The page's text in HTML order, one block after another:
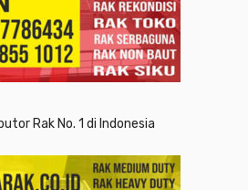
Rak No. 1 di Indonesia